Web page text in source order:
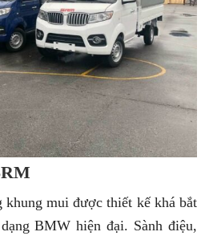
mui được thiết kế khá bắt
BMW hiện đại. Sành điệu,